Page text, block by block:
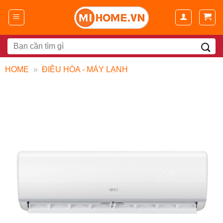
đến
dungSearch
for:
HOME » ĐIỀU HÒA - MÁY LẠNH